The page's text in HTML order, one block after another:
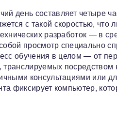
день составляет четыре
с такой скоростью, что
разработок — в
просмотр специально
обучения в целом — от
консультациями или
фиксирует компьютер,